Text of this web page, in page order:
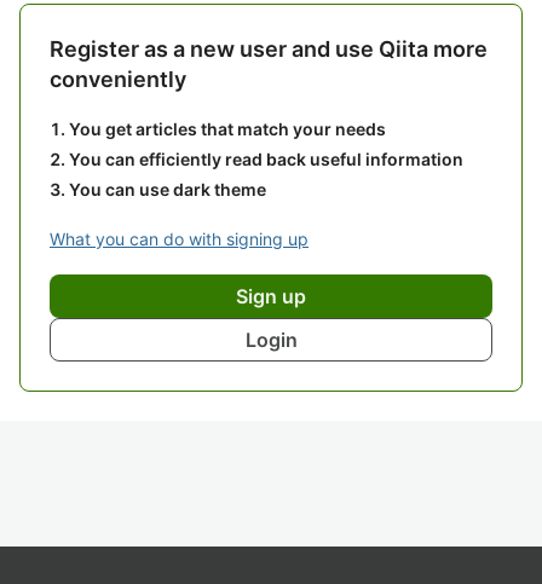
Register as a new user and use Qiita more
conveniently
You get articles that match your needs
You can efficiently read back useful information
You can use dark theme
What you can do with signing up
Sign up
Login